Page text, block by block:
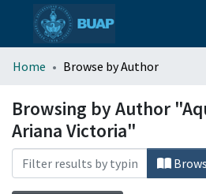
menu.section.about_menu
All of DSpace
Home Browse by Author
Browsing by Author
Ariana Victoria"